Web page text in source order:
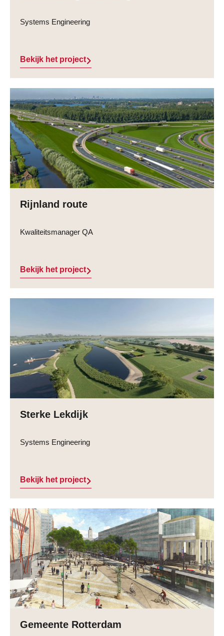
Systems Engineering
Bekijk het project
Rijnland route
Kwaliteitsmanager QA
Bekijk het project
Sterke Lekdijk
Systems Engineering
Bekijk het project
Gemeente Rotterdam